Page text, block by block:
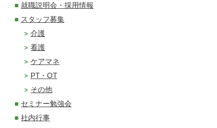
就職説明会・採用情報
スタッフ募集
介護
看護
ケアマネ
PT・OT
その他
セミナー勉強会
社内行事